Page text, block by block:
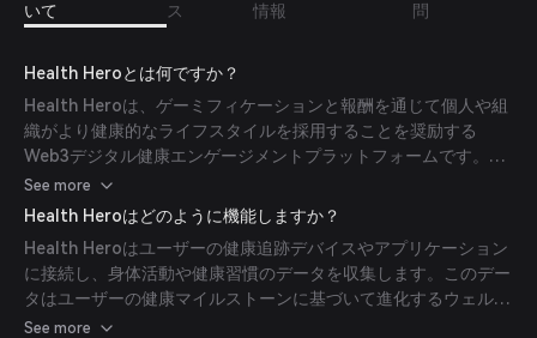
いて
ス
情報
問
Health Heroとは何ですか？
Health Heroは、ゲーミフィケーションと報酬を通じて個人や組
織がより健康的なライフスタイルを採用することを奨励する
Web3デジタル健康エンゲージメントプラットフォームです。
Apple Health、Google Fit、Fitbitなどの人気の健康・フィット
ネスアプリと連携することで、ユーザーは健康的な活動に参加す
ることでネイティブのユーティリティトークンである$HLTHYを
獲得できます。これらのトークンは、無料の医療サービス、メン
タルヘルスサポート、健康的な食品購入時のキャッシュバックな
どの特典と交換可能です。
See more
Health Heroはどのように機能しますか？
Health Heroはユーザーの健康追跡デバイスやアプリケーション
に接続し、身体活動や健康習慣のデータを収集します。このデー
タはユーザーの健康マイルストーンに基づいて進化するウェルビ
ーイング・ノンファンジブルトークン（W-NFT）を生成するた
See more